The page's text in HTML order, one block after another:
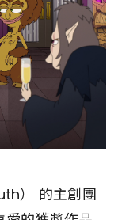
） 的主創團